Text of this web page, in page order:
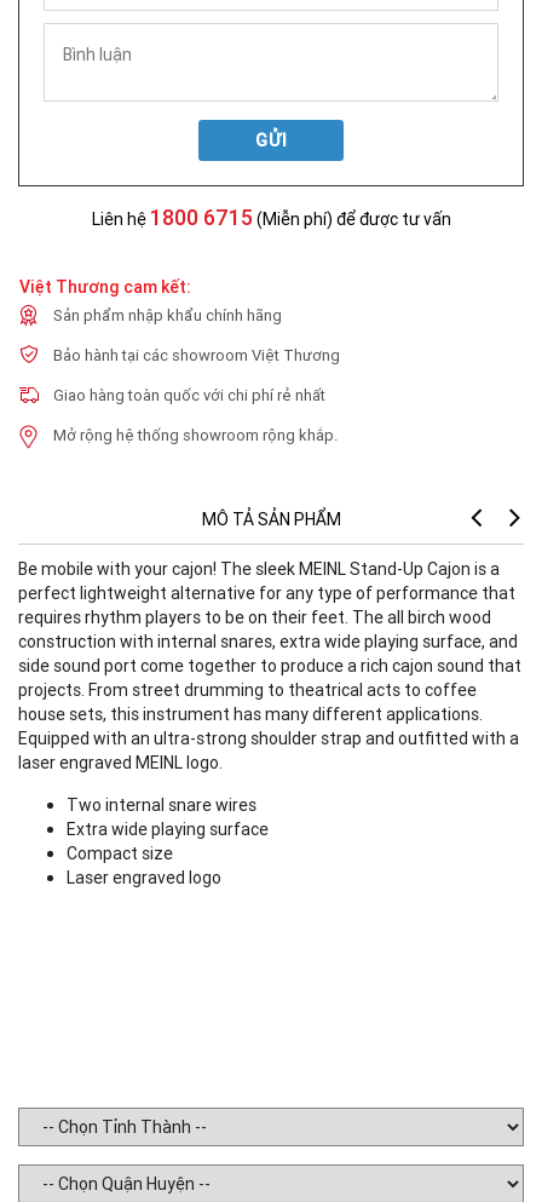
GỬI
Liên hệ 1800 6715 (Miễn phí) để được tư vấn
Việt Thương cam kết:
Sản phẩm nhập khẩu chính hãng
Bảo hành tại các showroom Việt Thương
Giao hàng toàn quốc với chi phí rẻ nhất
Mở rộng hệ thống showroom rộng khắp.
MÔ TẢ SẢN PHẨM
Be mobile with your cajon! The sleek MEINL Stand-Up Cajon is a
perfect lightweight alternative for any type of performance that
requires rhythm players to be on their feet. The all birch wood
construction with internal snares, extra wide playing surface, and
side sound port come together to produce a rich cajon sound that
projects. From street drumming to theatrical acts to coffee
house sets, this instrument has many different applications.
Equipped with an ultra-strong shoulder strap and outfitted with a
laser engraved MEINL logo.
Two internal snare wires
Extra wide playing surface
Compact size
Laser engraved logo